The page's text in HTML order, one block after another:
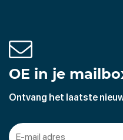
OE in je
Ontvang het laatste